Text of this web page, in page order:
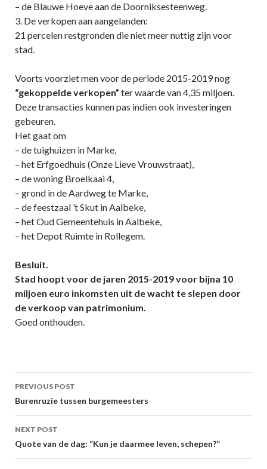
– de Blauwe Hoeve aan de Doorniksesteenweg.
3. De verkopen aan aangelanden:
21 percelen restgronden die niet meer nuttig zijn voor
stad.
Voorts voorziet men voor de periode 2015-2019 nog
“gekoppelde verkopen” ter waarde van 4,35 miljoen.
Deze transacties kunnen pas indien ook investeringen
gebeuren.
Het gaat om
– de tuighuizen in Marke,
– het Erfgoedhuis (Onze Lieve Vrouwstraat),
– de woning Broelkaai 4,
– grond in de Aardweg te Marke,
– de feestzaal ’t Skut in Aalbeke,
– het Oud Gemeentehuis in Aalbeke,
– het Depot Ruimte in Rollegem.
Besluit.
Stad hoopt voor de jaren 2015-2019 voor bijna 10
miljoen euro inkomsten uit de wacht te slepen door
de verkoop van patrimonium.
Goed onthouden.
Post
navigation
PREVIOUS POST
Burenruzie tussen burgemeesters
NEXT POST
Quote van de dag: “Kun je daarmee leven, schepen?”